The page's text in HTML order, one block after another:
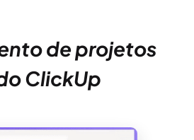
de projetos
ClickUp